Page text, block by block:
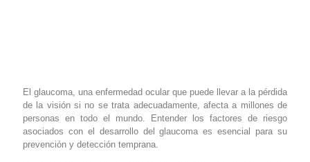
El glaucoma, una enfermedad ocular que puede llevar a la pérdida
de la visión si no se trata adecuadamente, afecta a millones de
personas en todo el mundo. Entender los factores de riesgo
asociados con el desarrollo del glaucoma es esencial para su
prevención y detección temprana.